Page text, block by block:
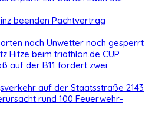
beenden Pachtvertrag
nach Unwetter noch gesperrt
Hitze beim triathlon.de CUP
auf der B11 fordert zwei
auf der Staatsstraße 2143
rund 100 Feuerwehr-